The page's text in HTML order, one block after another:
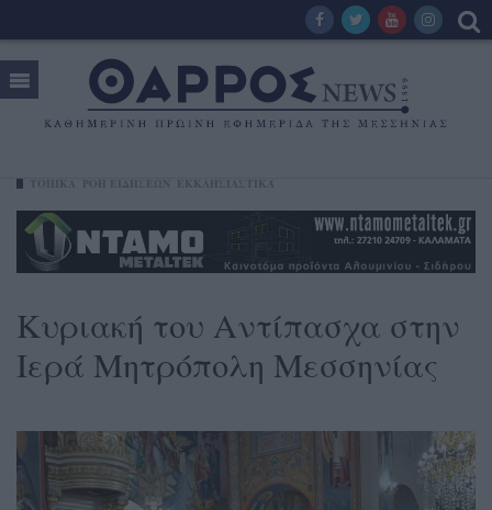
Κυριακή του Αντίπασχα στην
Ιερά Μητρόπολη Μεσσηνίας